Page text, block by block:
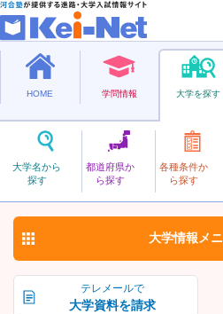
HOME 学問情報 大学を探す
大学名から
探す
都道府県か
ら探す
各種条件か
ら探す
私立
すぎのふくしょく
杉野服飾大学
テレメールで
大学資料を請求
大学情報 メ